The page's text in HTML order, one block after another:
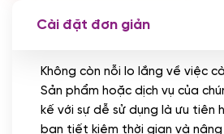
CÀI ĐẶT PLUGINS
Cài đặt plugin theo yêu
(+100.000 VND)
Cài đặt đơn giản
Không còn nỗi lo lắng về việc
Sản phẩm hoặc dịch vụ của
kế với sự dễ sử dụng là ưu tiên
bạn tiết kiệm thời gian và